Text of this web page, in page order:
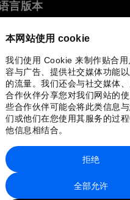
本网站使用 cookie
我们使用 Cookie 来制作贴合用
容与广告、提供社交媒体功能
的流量。我们还会与社交媒体
合作伙伴分享您对我们网站的
些合作伙伴可能会将此类信息
们或他们在您使用其服务的过
他信息相结合。
全部允许
拒绝
言版本